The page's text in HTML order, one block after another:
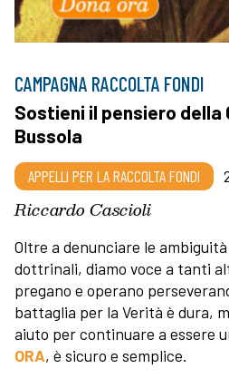
CAMPAGNA RACCOLTA FONDI
Sostieni il pensiero della
Bussola
APPELLI PER LA RACCOLTA FONDI
Riccardo Cascioli
Oltre a denunciare le
dottrinali, diamo voce a tanti
pregano e operano
battaglia per la Verità è dura,
aiuto per continuare a essere
ORA, è sicuro e semplice.